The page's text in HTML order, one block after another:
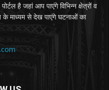
है जहां आप पाएंगे विभिन्न क्षेत्रों व
के माध्यम से देख पाएंगे घटनाओं का